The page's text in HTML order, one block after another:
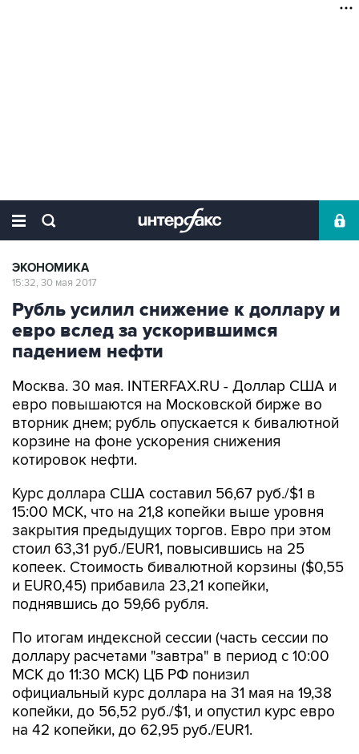
ЭКОНОМИКА
15:32, 30 мая 2017
Рубль усилил снижение к доллару и
евро вслед за ускорившимся
падением нефти
Москва. 30 мая. INTERFAX.RU - Доллар США и
евро повышаются на Московской бирже во
вторник днем; рубль опускается к бивалютной
корзине на фоне ускорения снижения
котировок нефти.
Курс доллара США составил 56,67 руб./$1 в
15:00 МСК, что на 21,8 копейки выше уровня
закрытия предыдущих торгов. Евро при этом
стоил 63,31 руб./EUR1, повысившись на 25
копеек. Стоимость бивалютной корзины ($0,55
и EUR0,45) прибавила 23,21 копейки,
поднявшись до 59,66 рубля.
По итогам индексной сессии (часть сессии по
доллару расчетами "завтра" в период с 10:00
МСК до 11:30 МСК) ЦБ РФ понизил
официальный курс доллара на 31 мая на 19,38
копейки, до 56,52 руб./$1, и опустил курс евро
на 42 копейки, до 62,95 руб./EUR1.